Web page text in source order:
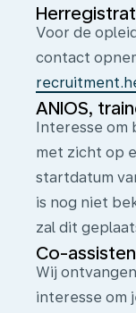
Voor de
contact
ANIOS,
Interesse om
met zicht op
startdatum
is nog niet
zal dit
Co-
Wij
interesse om